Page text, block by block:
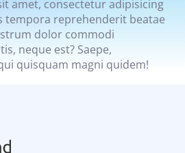
amet, consectetur adipisicing
tempora reprehenderit beatae
dolor commodi
neque est? Saepe,
quisquam magni quidem!